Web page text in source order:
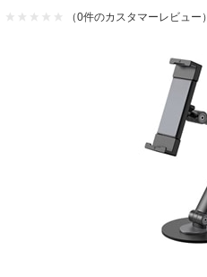
（0件のカスタマーレビュー）